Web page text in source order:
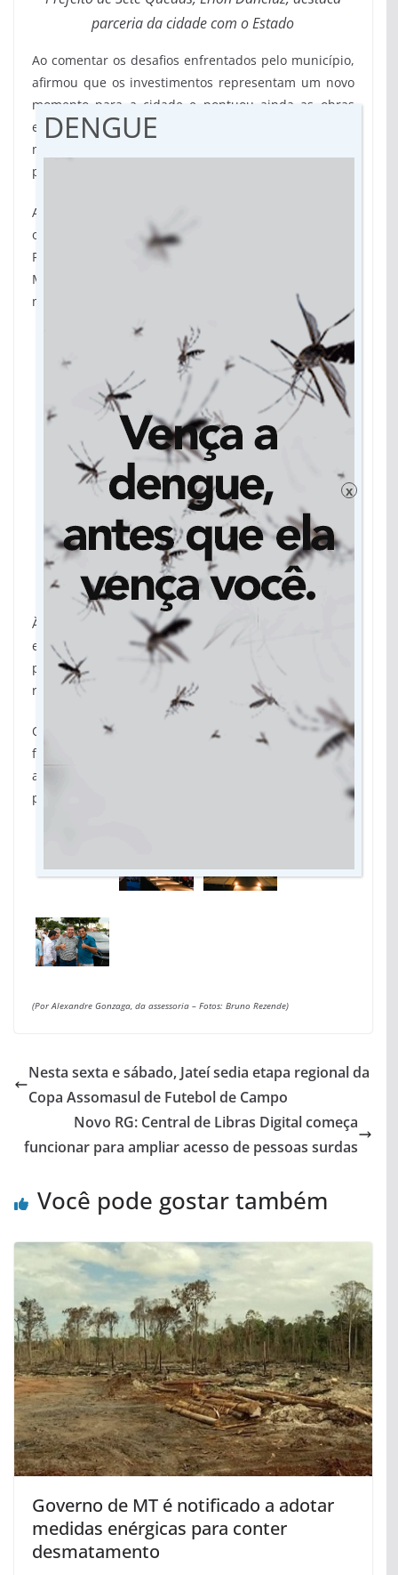
parceria da cidade com o Estado
Ao comentar os desafios enfrentados pelo município,
afirmou que os investimentos representam um novo
momento para a cidade e pontuou ainda as obras
entregues. “Não é fácil reconstruir e avançar ao
mesmo tempo, mas a cada obra entregue a gente
percebe que Sete Quedas está no caminho certo.”
A agenda também incluiu supervisão técnica de
obras de pavimentação e drenagem no Bairro El
Paraíso, executadas por meio do programa MS Ativo
Municipalismo I, com investimento de cerca de R$ 3,1
milhões.
Governador Eduardo Riedel conversa com
moradores na festa de aniversário
À noite, as festividades continuaram em Sete Quedas
em celebração ao 46º aniversário do município, com
programação cultural na Praça Ponta Grossa, na
região central da cidade.
O evento ainda reuniu feira de artesanato, praça de
fast food, concurso de beleza e apresentações de
artistas regionais, valorizando a cultura local e
promovendo integração entre moradores e visitantes.
(Por Alexandre Gonzaga, da assessoria – Fotos: Bruno Rezende)
Nesta sexta e sábado, Jateí sedia etapa regional da
Copa Assomasul de Futebol de Campo
Novo RG: Central de Libras Digital começa
funcionar para ampliar acesso de pessoas surdas
Você pode gostar também
Governo de MT é notificado a adotar
medidas enérgicas para conter
desmatamento
DENGUE
x